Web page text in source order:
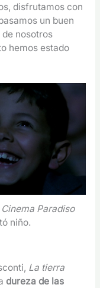
disfrutamos con
un buen
nosotros
hemos estado
Cinema Paradiso
niño.
La tierra
dureza de las